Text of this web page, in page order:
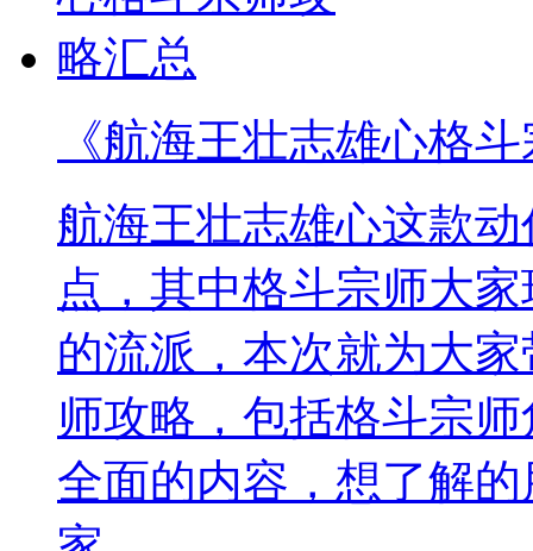
《航海王壮志雄心格
航海王壮志雄心这款
点，其中格斗宗师大
的流派，本次就为大
师攻略，包括格斗宗
全面的内容，想了解